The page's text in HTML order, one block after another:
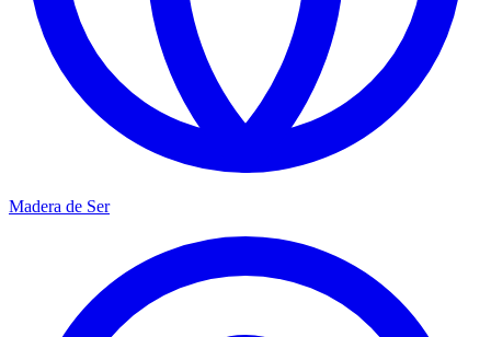
Madera de Ser